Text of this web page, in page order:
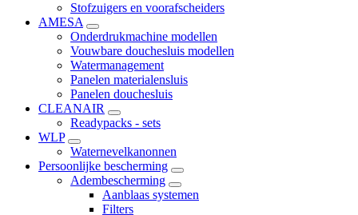
Stofzuigers en voorafscheiders
AMESA
Onderdrukmachine modellen
Vouwbare douchesluis modellen
Watermanagement
Panelen materialensluis
Panelen douchesluis
CLEANAIR
Readypacks - sets
WLP
Waternevelkanonnen
Persoonlijke bescherming
Adembescherming
Aanblaas systemen
Filters